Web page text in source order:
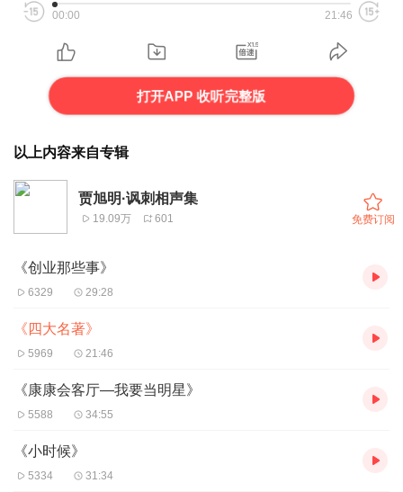
00:00 21:46
打开APP 收听完整版
以上内容来自专辑
贾旭明·讽刺相声集
19.09万 601 免费订阅
《创业那些事》
6329 29:28
《四大名著》
5969 21:46
《康康会客厅—我要当明星》
5588 34:55
《小时候》
5334 31:34